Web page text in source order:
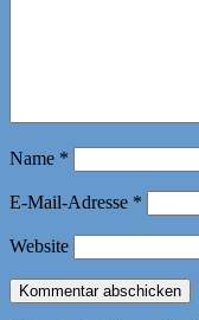
Name *
E-Mail-Adresse *
Website